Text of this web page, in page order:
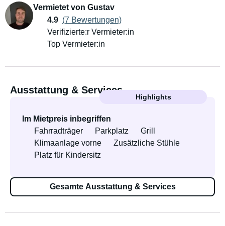
Vermietet von Gustav
4.9 (7 Bewertungen)
Verifizierte:r Vermieter:in
Top Vermieter:in
Ausstattung & Services
Highlights
Im Mietpreis inbegriffen
Fahrradträger
Parkplatz
Grill
Klimaanlage vorne
Zusätzliche Stühle
Platz für Kindersitz
Gesamte Ausstattung & Services